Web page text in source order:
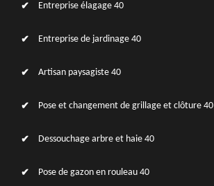
Entreprise élagage 40
Entreprise de jardinage 40
Artisan paysagiste 40
Pose et changement de grillage et clôture 40
Dessouchage arbre et haie 40
Pose de gazon en rouleau 40